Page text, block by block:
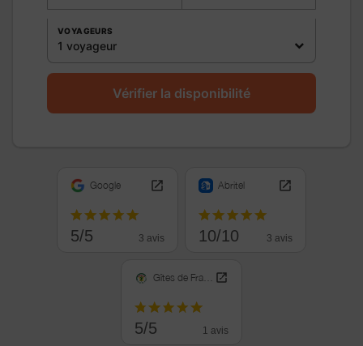
VOYAGEURS
1 voyageur
Vérifier la disponibilité
Google
5/5 3 avis
Abritel
10/10 3 avis
5/5 1 avis